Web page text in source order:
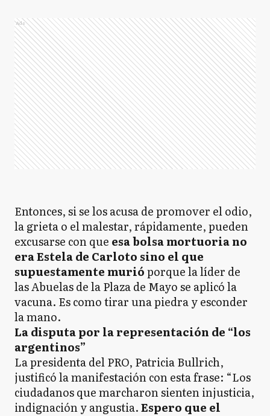
Ads
Entonces, si se los acusa de promover el odio,
la grieta o el malestar, rápidamente, pueden
excusarse con que esa bolsa mortuoria no
era Estela de Carloto sino el que
supuestamente murióporque la líder de
las Abuelas de la Plaza de Mayo se aplicó la
vacuna. Es como tirar una piedra y esconder
la mano.
La disputa por la representación de “los
argentinos”
La presidenta del PRO, Patricia Bullrich,
justificó la manifestación con esta frase: “Los
ciudadanos que marcharon sienten injusticia,
indignación y angustia.Espero que el